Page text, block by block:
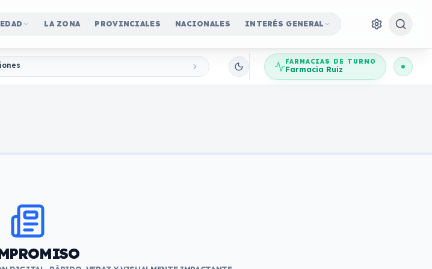
LA ZONA PROVINCIALES NACIONALES INTERÉS GENERAL
FARMACIAS DE TURNO
Farmacia Ruiz